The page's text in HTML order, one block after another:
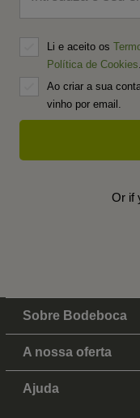
Li e aceito os
Política de Cookies
Ao criar a sua
vinho por email.
Or if
Sobre Bodeboca
A nossa oferta
Ajuda